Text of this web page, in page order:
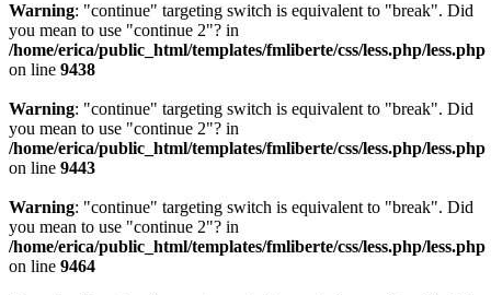
Warning: "continue" targeting switch is equivalent to "break". Did
you mean to use "continue 2"? in
/home/erica/public_html/templates/fmliberte/css/less.php/less.php
on line 9438
Warning: "continue" targeting switch is equivalent to "break". Did
you mean to use "continue 2"? in
/home/erica/public_html/templates/fmliberte/css/less.php/less.php
on line 9443
Warning: "continue" targeting switch is equivalent to "break". Did
you mean to use "continue 2"? in
/home/erica/public_html/templates/fmliberte/css/less.php/less.php
on line 9464